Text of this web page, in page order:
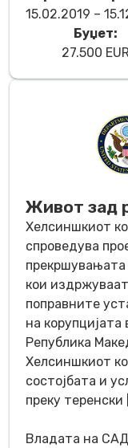
15.02.2019 –
Буџет:
27.500
Живот зад
Хелсиншкиот
спроведува
прекршувањата
кои
поправните
на
Република
Хелсиншкиот
состојбата и
преку теренски
Владата на